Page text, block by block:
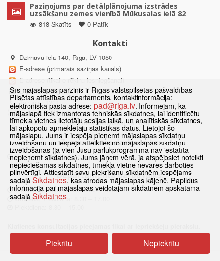
Paziņojums par detālplānojuma izstrādes
uzsākšanu zemes vienībā Mūkusalas ielā 82
818 Skatīts
0 Patīk
Kontakti
Dzirnavu iela 140, Rīga, LV-1050
E-adrese (primārais saziņas kanāls)
E-adrese (tikai e-rēķinu iesniegšanai)
E-pasts:pad@riga.lv
Tālrunis: 1201,
(+371) 67012222 (zvaniem no ārzemēm)
WhatsApp: 27772805 (tikai rakstiskai saziņai)
Zvanu centra darba laiks:
Pirmdiena – Piektdiena: 8.00 – 18.00
Departamenta darba laiks:
Pirmdiena, Ceturtdiena: 8.30 – 18.00
Otrdiena, Trešdiena: 8.30 – 17.00
Šīs mājaslapas pārzinis ir Rīgas valstspilsētas pašvaldības
Pilsētas attīstības departaments, kontaktinformācija:
elektroniskā pasta adrese: pad@riga.lv. Informējam, ka
mājaslapā tiek izmantotas tehniskās sīkdatnes, lai identificētu
tīmekļa vietnes lietotāju sesijas laikā, un analītiskās sīkdatnes,
lai apkopotu apmeklētāju statistikas datus. Lietojot šo
mājaslapu, Jums ir iespēja pieņemt mājaslapas sīkdatņu
izveidošanu un iespēja atteikties no mājaslapas sīkdatņu
izveidošanas (ja vien Jūsu pārlūkprogramma nav iestatīta
nepieņemt sīkdatnes). Jums jāņem vērā, ja atspējosiet noteikti
nepieciešamās sīkdatnes, tīmekļa vietne nevarēs darboties
pilnvērtīgi. Attiestatīt savu piekrišanu sīkdatnēm iespējams
sadaļā Sīkdatnes, kas atrodas mājaslapas kājenē. Papildus
informācija par mājaslapas veidotajām sīkdatnēm apskatāma
sadaļā Sīkdatnes
Piekrītu Nepiekrītu